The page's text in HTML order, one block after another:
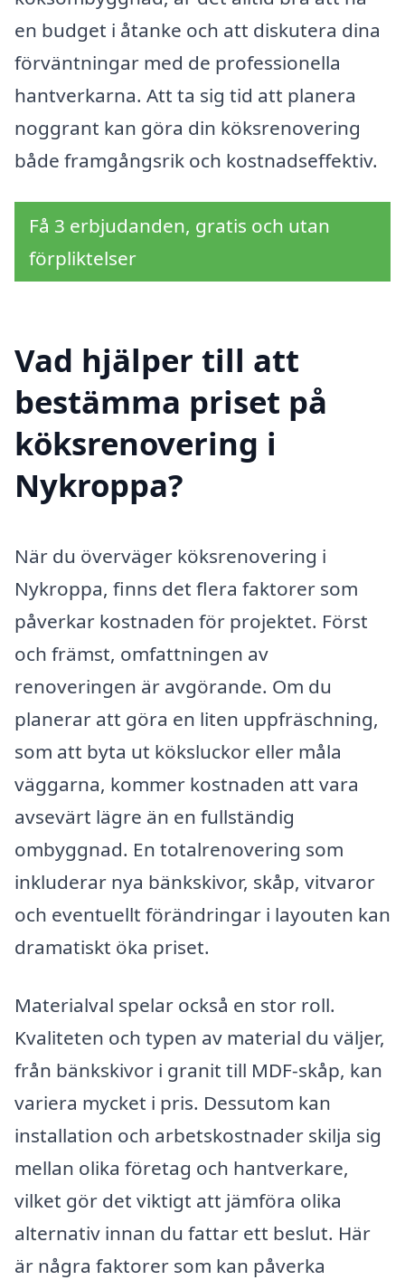
en budget i åtanke och att diskutera dina
förväntningar med de professionella
hantverkarna. Att ta sig tid att planera
noggrant kan göra din köksrenovering
både framgångsrik och kostnadseffektiv.
Få 3 erbjudanden, gratis och utan
förpliktelser
Vad hjälper till att
bestämma priset på
köksrenovering i
Nykroppa?
När du överväger köksrenovering i
Nykroppa, finns det flera faktorer som
påverkar kostnaden för projektet. Först
och främst, omfattningen av
renoveringen är avgörande. Om du
planerar att göra en liten uppfräschning,
som att byta ut köksluckor eller måla
väggarna, kommer kostnaden att vara
avsevärt lägre än en fullständig
ombyggnad. En totalrenovering som
inkluderar nya bänkskivor, skåp, vitvaror
och eventuellt förändringar i layouten kan
dramatiskt öka priset.
Materialval spelar också en stor roll.
Kvaliteten och typen av material du väljer,
från bänkskivor i granit till MDF-skåp, kan
variera mycket i pris. Dessutom kan
installation och arbetskostnader skilja sig
mellan olika företag och hantverkare,
vilket gör det viktigt att jämföra olika
alternativ innan du fattar ett beslut. Här
är några faktorer som kan påverka